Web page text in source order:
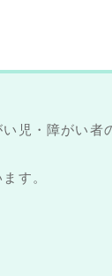
児・障がい者
す。